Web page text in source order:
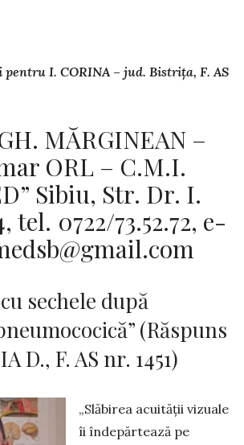
pentru I. CORINA – jud. Bistrița, F. AS
MĂRGINEAN –
ORL – C.M.I.
Sibiu, Str. Dr. I.
tel. 0722/73.52.72, e-
sechele după
(Răspuns
D., F. AS nr. 1451)
„Slăbirea acuității vizuale
îi îndepărtează pe